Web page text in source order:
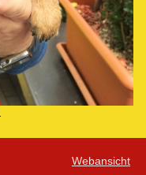
Webansicht